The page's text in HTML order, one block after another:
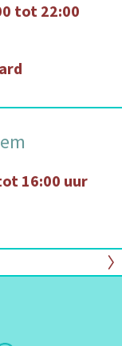
tot 22:00
16:00 uur